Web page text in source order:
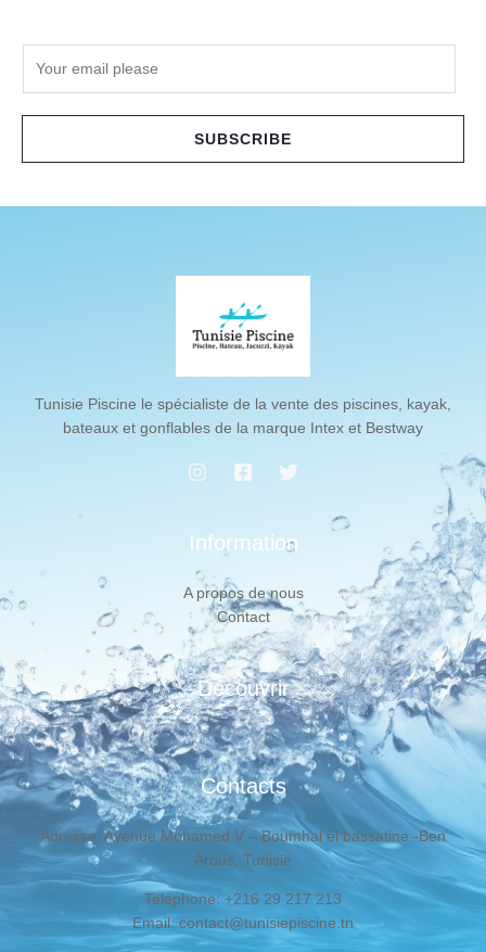
SUBSCRIBE
Tunisie Piscine le spécialiste de la vente des piscines, kayak,
bateaux et gonflables de la marque Intex et Bestway
Information
A propos de nous
Contact
Découvrir
Contacts
Adresse: Avenue Mohamed V – Boumhal el bassatine -Ben
Arous, Tunisie
Telephone: +216 29 217 213
Email: contact@tunisiepiscine.tn